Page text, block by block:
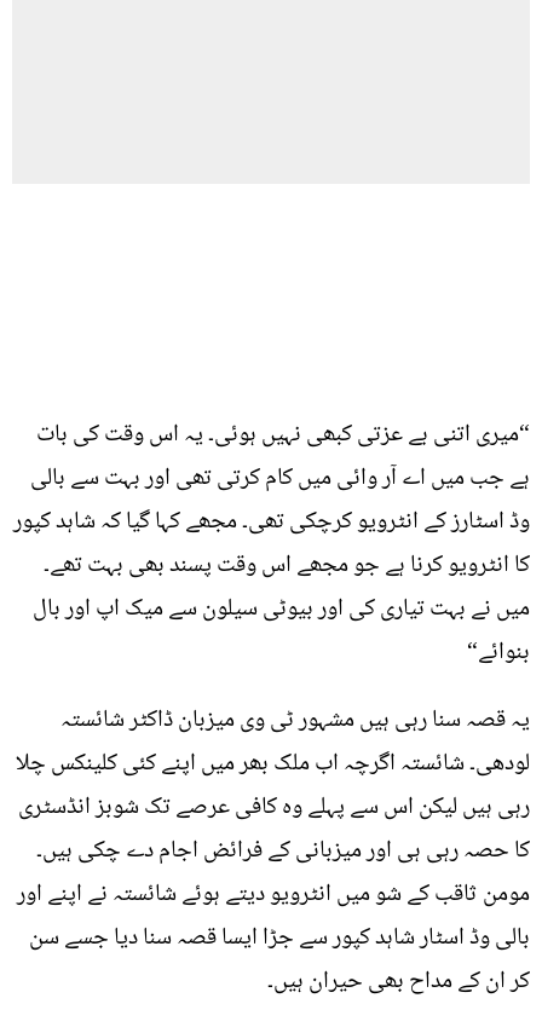
“میری اتنی بے عزتی کبھی نہیں ہوئی۔ یہ اس وقت کی بات
ہے جب میں اے آر وائی میں کام کرتی تھی اور بہت سے بالی
وڈ اسٹارز کے انٹرویو کرچکی تھی۔ مجھے کہا گیا کہ شاہد کپور
کا انٹرویو کرنا ہے جو مجھے اس وقت پسند بھی بہت تھے۔
میں نے بہت تیاری کی اور بیوٹی سیلون سے میک اپ اور بال
بنوائے“
یہ قصہ سنا رہی ہیں مشہور ٹی وی میزبان ڈاکٹر شائستہ
لودھی۔ شائستہ اگرچہ اب ملک بھر میں اپنے کئی کلینکس چلا
رہی ہیں لیکن اس سے پہلے وہ کافی عرصے تک شوبز انڈسٹری
کا حصہ رہی ہی اور میزبانی کے فرائض اجام دے چکی ہیں۔
مومن ثاقب کے شو میں انٹرویو دیتے ہوئے شائستہ نے اپنے اور
بالی وڈ اسٹار شاہد کپور سے جڑا ایسا قصہ سنا دیا جسے سن
کر ان کے مداح بھی حیران ہیں۔